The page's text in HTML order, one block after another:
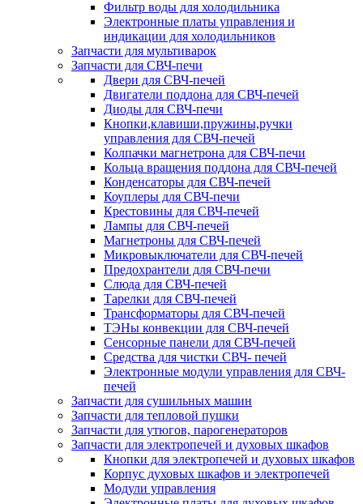
Фильтр воды для холодильника
Электронные платы управления и
индикации для холодильников
Запчасти для мультиварок
Запчасти для СВЧ-печи
Двери для СВЧ-печей
Двигатели поддона для СВЧ-печей
Диоды для СВЧ-печи
Кнопки,клавиши,пружины,ручки
управления для СВЧ-печей
Колпачки магнетрона для СВЧ-печи
Кольца вращения поддона для СВЧ-печей
Конденсаторы для СВЧ-печей
Коуплеры для СВЧ-печи
Крестовины для СВЧ-печей
Лампы для СВЧ-печей
Магнетроны для СВЧ-печей
Микровыключатели для СВЧ-печей
Предохрантели для СВЧ-печи
Слюда для СВЧ-печей
Тарелки для СВЧ-печей
Трансформаторы для СВЧ-печей
ТЭНы конвекции для СВЧ-печей
Сенсорные панели для СВЧ-печей
Средства для чистки СВЧ- печей
Электронные модули управления для СВЧ-
печей
Запчасти для сушильных машин
Запчасти для тепловой пушки
Запчасти для утюгов, парогенераторов
Запчасти для электропечей и духовых шкафов
Кнопки для электропечей и духовых шкафов
Корпус духовых шкафов и электропечей
Модули управления